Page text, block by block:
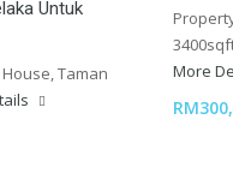
Untuk
Taman
More